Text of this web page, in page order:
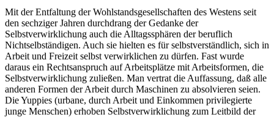
Mit der Entfaltung der Wohlstandsgesellschaften des Westens seit
den sechziger Jahren durchdrang der Gedanke der
Selbstverwirklichung auch die Alltagssphären der beruflich
Nichtselbständigen. Auch sie hielten es für selbstverständlich, sich in
Arbeit und Freizeit selbst verwirklichen zu dürfen. Fast wurde
daraus ein Rechtsanspruch auf Arbeitsplätze mit Arbeitsformen, die
Selbstverwirklichung zuließen. Man vertrat die Auffassung, daß alle
anderen Formen der Arbeit durch Maschinen zu absolvieren seien.
Die Yuppies (urbane, durch Arbeit und Einkommen privilegierte
junge Menschen) erhoben Selbstverwirklichung zum Leitbild der